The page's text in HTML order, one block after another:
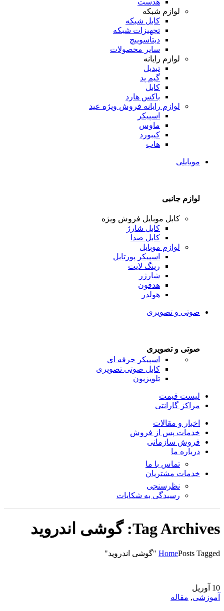
لوازم شبکه
کابل شبکه
تجهیزات شبکه
دیتاسوییچ
سایر محصولات
لوازم رایانه
تبدیل
گیم پد
کابل
باکس هارد
لوازم رایانه فروش ویژه عید
اسپیکر
ماوس
کیبورد
هاب
موبایلی
لوازم جانبی
کابل موبایل فروش ویژه
کابل شارژ
کابل صدا
لوازم موبایل
اسپیکر پورتابل
رینگ لایت
شارژر
هدفون
هولدر
صوتی و تصویری
صوتی و تصویری
اسپیکر حرفه ای
کابل صوتی تصویری
تلویزیون
لیست قیمت
مراکز گارانتی
اخبار و مقالات
خدمات پس از فروش
فروش سازمانی
درباره ما
تماس با ما
خدمات مشتریان
نظرسنجی
رسیدگی به شکایات
Tag Archives: گوشی اندروید
HomePosts Tagged "گوشی اندروید"
10 آوریل
آموزشی, مقاله